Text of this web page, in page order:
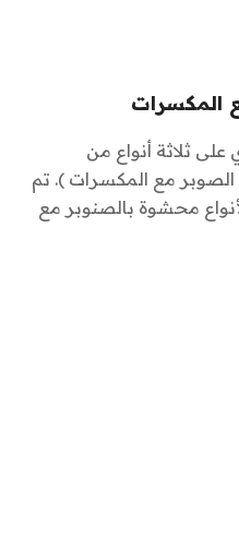
المكسرات
على ثلاثة أنواع من
الصوبر مع المكسرات ). تم
محشوة بالصنوبر مع